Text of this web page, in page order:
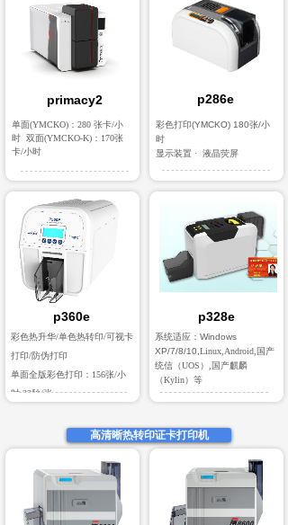
p360e p328e
系统适应： Windows
XP/7/8/10, Linux,Android,国产
统信（UOS）,国产麒麟
（Kylin）等
彩色热升华/单色热转印/可视卡
打印/防伪打印
单面全版彩色打印：156张/小
时,23秒/张
彩色打印(YMCKO) 180张/小
时
显示装置 · 液晶荧屏
p286e
primacy2
单面(YMCKO)：280 张卡/小
时 双面(YMCKO-K)：170张
卡/小时
高清晰热转印证卡打印机